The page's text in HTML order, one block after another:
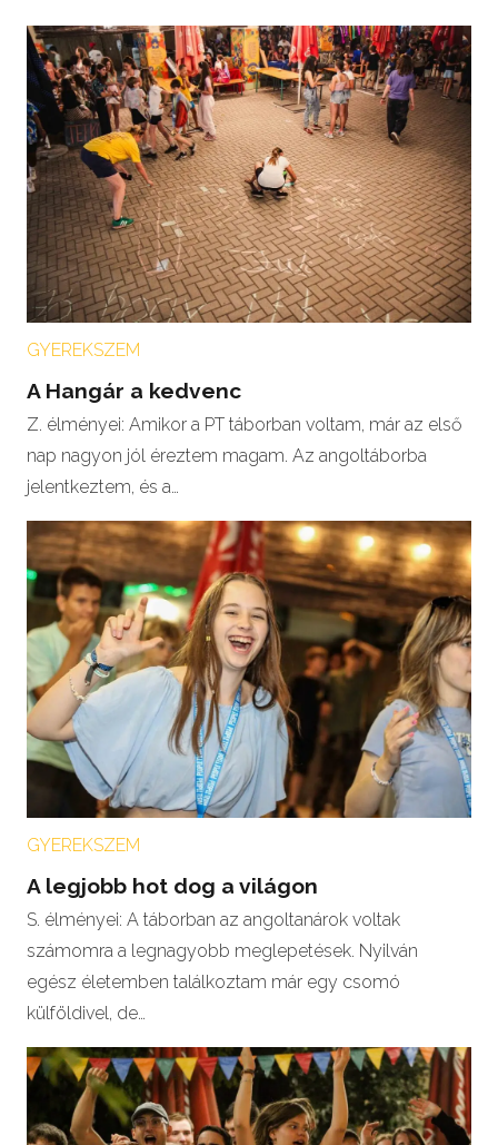
GYEREKSZEM
A Hangár a kedvenc
Z. élményei: Amikor a PT táborban voltam, már az első
nap nagyon jól éreztem magam. Az angoltáborba
jelentkeztem, és a…
GYEREKSZEM
A legjobb hot dog a világon
S. élményei: A táborban az angoltanárok voltak
számomra a legnagyobb meglepetések. Nyilván
egész életemben találkoztam már egy csomó
külföldivel, de…